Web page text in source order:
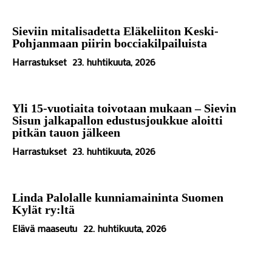
Sieviin mitalisadetta Eläkeliiton Keski-
Pohjanmaan piirin bocciakilpailuista
Harrastukset 23. huhtikuuta, 2026
Yli 15-vuotiaita toivotaan mukaan – Sievin
Sisun jalkapallon edustusjoukkue aloitti
pitkän tauon jälkeen
Harrastukset 23. huhtikuuta, 2026
Linda Palolalle kunniamaininta Suomen
Kylät ry:ltä
Elävä maaseutu 22. huhtikuuta, 2026